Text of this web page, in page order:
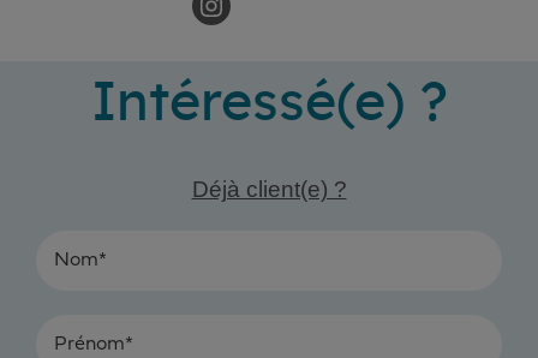
Intéressé(e) ?
Déjà client(e) ?
Nom*
Prénom*